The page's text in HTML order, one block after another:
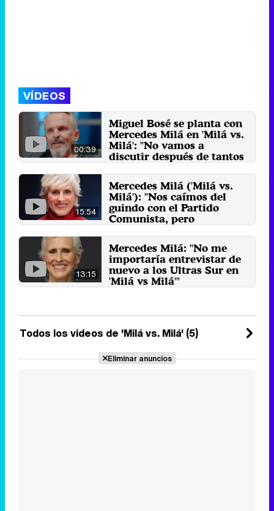
VÍDEOS
00:39
Miguel Bosé se planta con
Mercedes Milá en 'Milá vs.
Milá': "No vamos a
discutir después de tantos
años"
El cantante será el primer invitado
de la tercera temporada del
programa de entrevistas ...
11 de abril 2023
15:54
Mercedes Milá ('Milá vs.
Milá'): "Nos caímos del
guindo con el Partido
Comunista, pero
reconozco su labor"
El formato de Zanskar
Producciones llega a Movistar+
con invitados como Pedro J. ...
30 de mayo 2022
13:15
Mercedes Milá: "No me
importaría entrevistar de
nuevo a los Ultras Sur en
'Milá vs Milá'"
Todos los videos de 'Milá vs. Milá' (5)
Eliminar anuncios